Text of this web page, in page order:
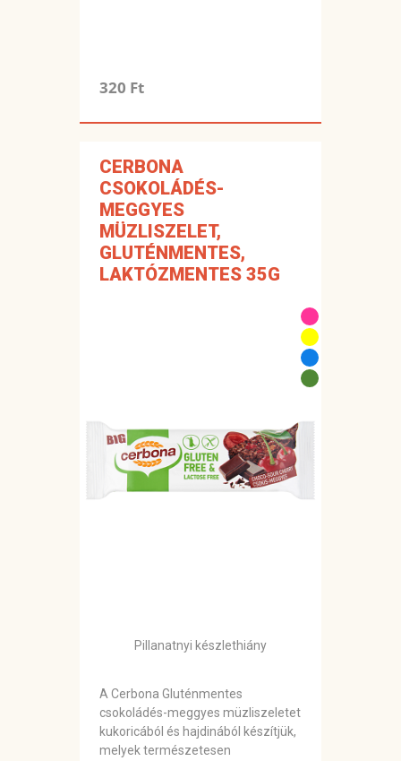
320 Ft
CERBONA
CSOKOLÁDÉS-
MEGGYES
MÜZLISZELET,
GLUTÉNMENTES,
LAKTÓZMENTES 35G
Pillanatnyi készlethiány
A Cerbona Gluténmentes
csokoládés-meggyes müzliszeletet
kukoricából és hajdinából készítjük,
melyek természetesen